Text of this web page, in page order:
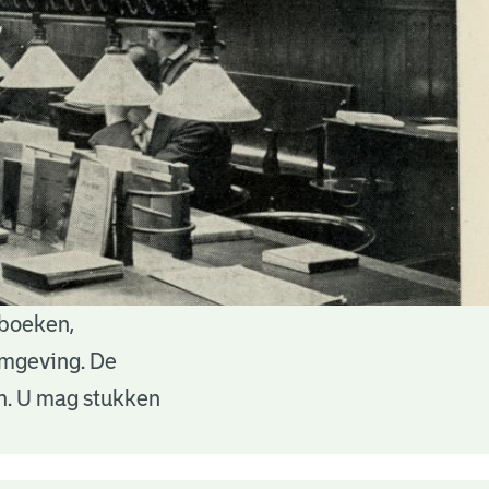
De
U mag stukken